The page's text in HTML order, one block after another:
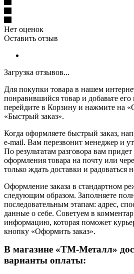
Нет оценок
Оставить отзыв
Загрузка отзывов...
Для покупки товара в нашем
понравившийся товар и добавьте его
перейдите в Корзину и нажмите на
«Быстрый заказ».
Когда оформляете быстрый заказ,
e-mail. Вам перезвонит менеджер и
По результатам разговора вам
оформления товара на почту или
только ждать доставки и радоваться
Оформление заказа в стандартном
следующим образом. Заполняете
последовательным этапам: адрес,
данные о себе. Советуем в
информацию, которая поможет
кнопку «Оформить заказ».
В магазине «ТМ-Металл»
варианты оплаты: